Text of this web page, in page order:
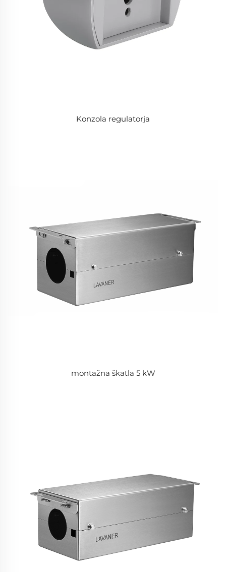
Konzola regulatorja
montažna škatla 5 kW